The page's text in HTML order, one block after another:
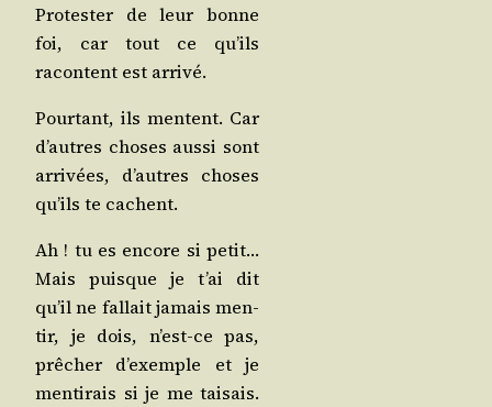
Pro­tes­ter de leur bonne
foi, car tout ce qu’ils
racontent est arrivé.
Pour­tant, ils mentent. Car
d’autres choses aus­si sont
arri­vées, d’autres choses
qu’ils te cachent.
Ah ! tu es encore si petit…
Mais puisque je t’ai dit
qu’il ne fal­lait jamais men­
tir, je dois, n’est-ce pas,
prê­cher d’exemple et je
men­ti­rais si je me tai­sais.